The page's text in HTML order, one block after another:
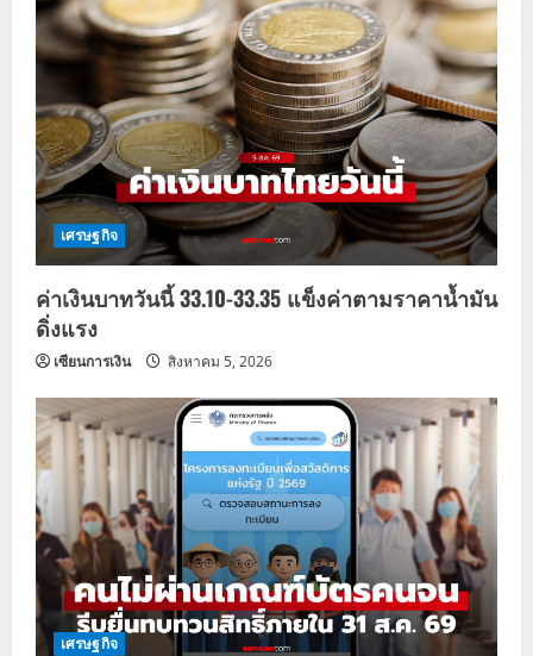
เศรษฐกิจ
ค่าเงินบาทวันนี้ 33.10-33.35 แข็งค่าตามราคาน้ำมัน
ดิ่งแรง
เซียนการเงิน สิงหาคม 5, 2026
เศรษฐกิจ